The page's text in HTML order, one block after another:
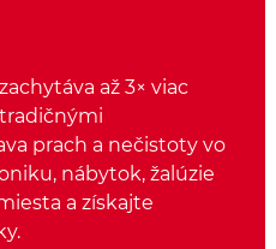
až 3× viac
prach a nečistoty vo
nábytok, žalúzie
a získajte